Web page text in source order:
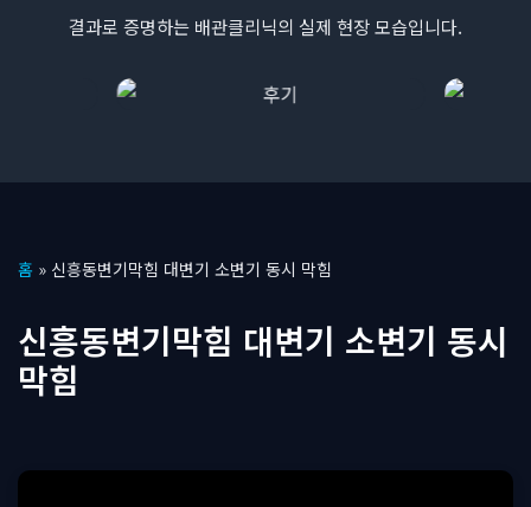
결과로 증명하는 배관클리닉의 실제 현장 모습입니다.
텐
로
건
기
홈 » 신흥동변기막힘 대변기 소변기 동시 막힘
신흥동변기막힘 대변기 소변기 동시
막힘